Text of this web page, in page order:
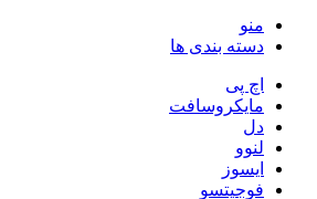
منو
دسته بندی ها
اچ پی
مایکروسافت
دل
لنوو
ایسوز
فوجیتسو